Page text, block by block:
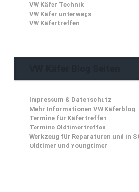
VW Käfer Technik
VW Käfer unterwegs
VW Käfertreffen
Impressum & Datenschutz
Mehr Informationen VW Käferblog
Termine für Käfertreffen
Termine Oldtimertreffen
Werkzeug für Reparaturen und in
Oldtimer und Youngtimer